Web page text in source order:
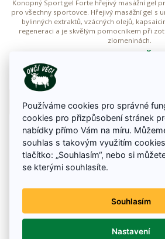
Konopný Sport gel Forte hřejivý masážní gel
pro všechny sportovce. Hřejivý masážní gel s
bylinných extraktů, vzácných olejů,
regeneraci a je skvělým pomocníkem při
zlomeninách.
Detail zboží
Používáme cookies pro správné
cookies pro přizpůsobení stránek
nabídky přímo Vám na míru.
souhlas s takovým využitím
tlačítko: „Souhlasím“, nebo si
se kterými souhlasíte.
Souhlasím
Nastavení